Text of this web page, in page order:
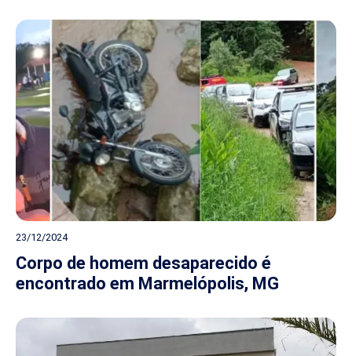
23/12/2024
Corpo de homem desaparecido é
encontrado em Marmelópolis, MG